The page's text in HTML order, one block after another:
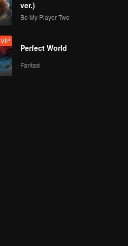
ver.)
Be My Player Two
VIP
Perfect World
Fantasi